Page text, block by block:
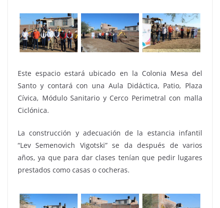
Este espacio estará ubicado en la Colonia Mesa del
Santo y contará con una Aula Didáctica, Patio, Plaza
Cívica, Módulo Sanitario y Cerco Perimetral con malla
Ciclónica.
La construcción y adecuación de la estancia infantil
“Lev Semenovich Vigotski” se da después de varios
años, ya que para dar clases tenían que pedir lugares
prestados como casas o cocheras.